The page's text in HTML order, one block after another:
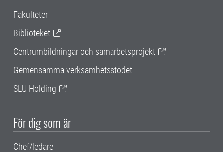
Fakulteter
Biblioteket
Centrumbildningar och samarbetsprojekt
Gemensamma verksamhetsstödet
SLU Holding
För dig som är
Chef/ledare